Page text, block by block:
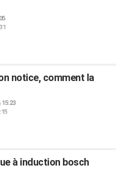
notice, comment la
15:23
à induction bosch